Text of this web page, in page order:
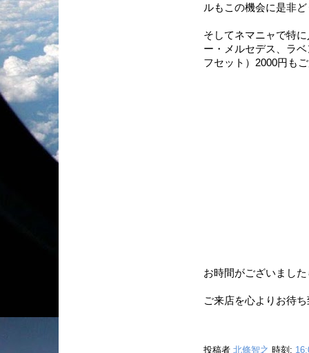
ルもこの機会に是非
そしてネマニャで特
ー・メルセデス、ラ
フセット）2000円も
お時間がございまし
ご来店を心よりお待
投稿者 北條智之 時刻: